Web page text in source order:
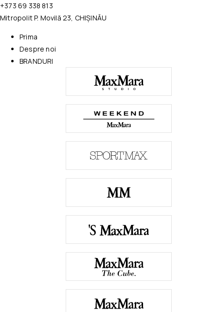
+373 69 338 813
Mitropolit P. Movilă 23, CHIȘINĂU
Prima
Despre noi
BRANDURI